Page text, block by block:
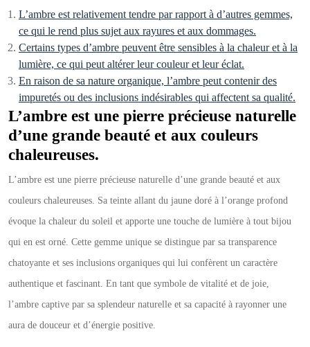
L’ambre est relativement tendre par rapport à d’autres gemmes,
ce qui le rend plus sujet aux rayures et aux dommages.
Certains types d’ambre peuvent être sensibles à la chaleur et à la
lumière, ce qui peut altérer leur couleur et leur éclat.
En raison de sa nature organique, l’ambre peut contenir des
impuretés ou des inclusions indésirables qui affectent sa qualité.
L’ambre est une pierre précieuse naturelle
d’une grande beauté et aux couleurs
chaleureuses.
L’ambre est une pierre précieuse naturelle d’une grande beauté et aux
couleurs chaleureuses. Sa teinte allant du jaune doré à l’orange profond
évoque la chaleur du soleil et apporte une touche de lumière à tout bijou
qui en est orné. Cette gemme unique se distingue par sa transparence
chatoyante et ses inclusions organiques qui lui confèrent un caractère
authentique et fascinant. En tant que symbole de vitalité et de joie,
l’ambre captive par sa splendeur naturelle et sa capacité à rayonner une
aura de douceur et d’énergie positive.